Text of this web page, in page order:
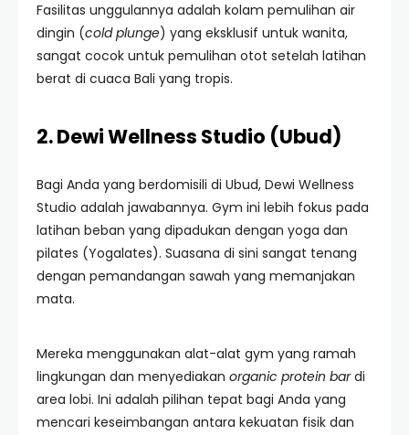
Fasilitas unggulannya adalah kolam pemulihan air
dingin (cold plunge) yang eksklusif untuk wanita,
sangat cocok untuk pemulihan otot setelah latihan
berat di cuaca Bali yang tropis.
2. Dewi Wellness Studio (Ubud)
Bagi Anda yang berdomisili di Ubud, Dewi Wellness
Studio adalah jawabannya. Gym ini lebih fokus pada
latihan beban yang dipadukan dengan yoga dan
pilates (Yogalates). Suasana di sini sangat tenang
dengan pemandangan sawah yang memanjakan
mata.
Mereka menggunakan alat-alat gym yang ramah
lingkungan dan menyediakan organic protein bardi
area lobi. Ini adalah pilihan tepat bagi Anda yang
mencari keseimbangan antara kekuatan fisik dan